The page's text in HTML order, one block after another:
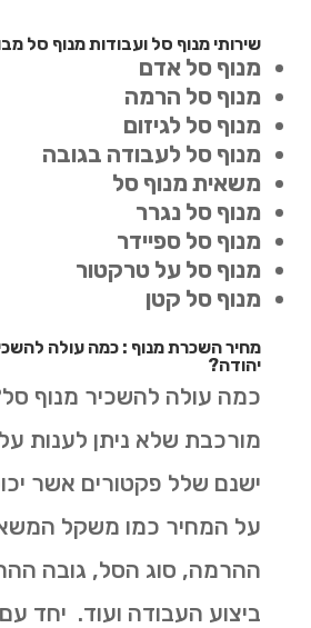
שירותי מנוף סל ועבודות מנוף סל
מנוף סל אדם
מנוף סל הרמה
מנוף סל לגיזום
מנוף סל לעבודה בגובה
משאית מנוף סל
מנוף סל נגרר
מנוף סל ספיידר
מנוף סל על טרקטור
מנוף סל קטן
מחיר השכרת מנוף : כמה עולה
יהודה?
כמה עולה להשכיר מנוף
מורכבת שלא ניתן לענות
ישנם שלל פקטורים אשר
על המחיר כמו משקל
ההרמה, סוג הסל, גובה
ביצוע העבודה ועוד. יחד